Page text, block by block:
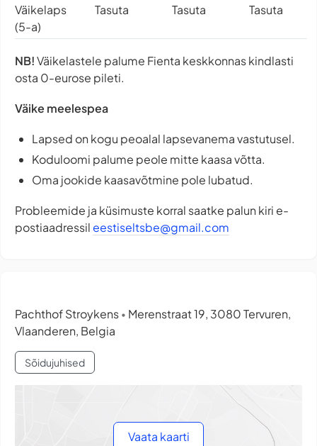
Väikelaps
(5-a)
Tasuta Tasuta Tasuta
NB!Väikelastele palume Fienta keskkonnas kindlasti
osta 0-eurose pileti.
Väike meelespea
Lapsed on kogu peoalal lapsevanema vastutusel.
Koduloomi palume peole mitte kaasa võtta.
Oma jookide kaasavõtmine pole lubatud.
Probleemide ja küsimuste korral saatke palun kiri e-
postiaadressil eestiseltsbe@gmail.com
Pachthof Stroykens • Merenstraat 19, 3080 Tervuren,
Vlaanderen, Belgia
Sõidujuhised
Vaata kaarti